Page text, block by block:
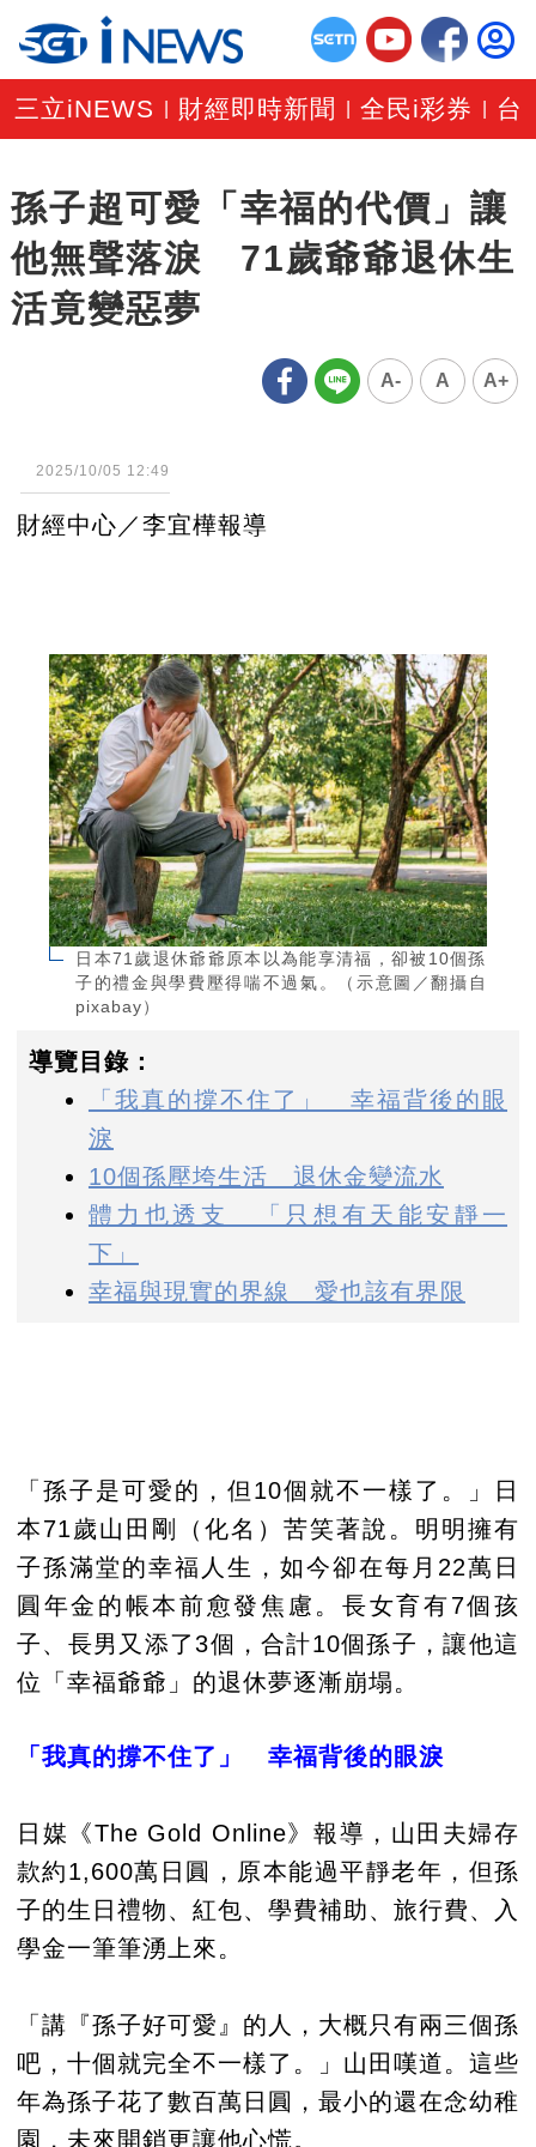
三立iNEWS 財經即時新聞 |全民i彩券 台
孫子超可愛「幸福的代價」讓
他無聲落淚 71歲爺爺退休生
活竟變惡夢
A- A A+
2025/10/05 12:49
財經中心／李宜樺報導
日本71歲退休爺爺原本以為能享清福，卻被10個孫
子的禮金與學費壓得喘不過氣。（示意圖／翻攝自
pixabay）
導覽目錄：
「我真的撐不住了」 幸福背後的眼
淚
10個孫壓垮生活 退休金變流水
體力也透支 「只想有天能安靜一
下」
幸福與現實的界線 愛也該有界限
「孫子是可愛的，但10個就不一樣了。」日
本71歲山田剛（化名）苦笑著說。明明擁有
子孫滿堂的幸福人生，如今卻在每月22萬日
圓年金的帳本前愈發焦慮。長女育有7個孩
子、長男又添了3個，合計10個孫子，讓他這
位「幸福爺爺」的退休夢逐漸崩塌。
「我真的撐不住了」 幸福背後的眼淚
日媒《The Gold Online》報導，山田夫婦存
款約1,600萬日圓，原本能過平靜老年，但孫
子的生日禮物、紅包、學費補助、旅行費、入
學金一筆筆湧上來。
「講『孫子好可愛』的人，大概只有兩三個孫
吧，十個就完全不一樣了。」山田嘆道。這些
年為孫子花了數百萬日圓，最小的還在念幼稚
園，未來開銷更讓他心慌。